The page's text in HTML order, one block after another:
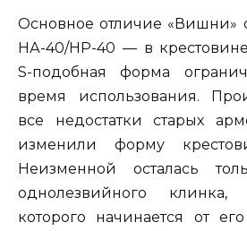
Основное отличие «Вишни»
НА-40/НР-40 — в
S-подобная форма
время использования.
все недостатки старых
изменили форму
Неизменной осталась
однолезвийного клинка,
которого начинается от